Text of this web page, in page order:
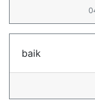
baik